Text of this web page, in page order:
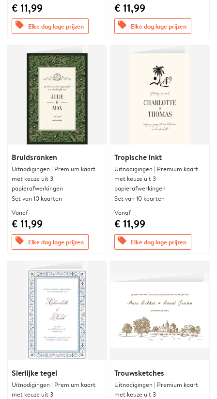
€ 11,99
offers Elke dag lage prijzen
€ 11,99
offers Elke dag lage prijzen
Bruidsranken
Uitnodigingen | Premium kaart
met keuze uit 3
papierafwerkingen
Set van 10 kaarten
Vanaf
€ 11,99
offers Elke dag lage prijzen
Tropische inkt
Uitnodigingen | Premium kaart
met keuze uit 3
papierafwerkingen
Set van 10 kaarten
Vanaf
€ 11,99
offers Elke dag lage prijzen
Sierlijke tegel
Uitnodigingen | Premium kaart
met keuze uit 3
Trouwsketches
Uitnodigingen | Premium kaart
met keuze uit 3